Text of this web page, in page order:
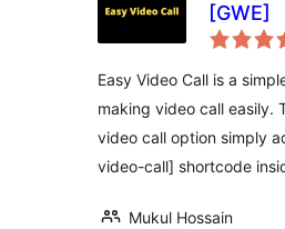
[GWE]
Easy Video Call is a
making video call easily.
video call option simply
video-call] shortcode
Mukul Hossain